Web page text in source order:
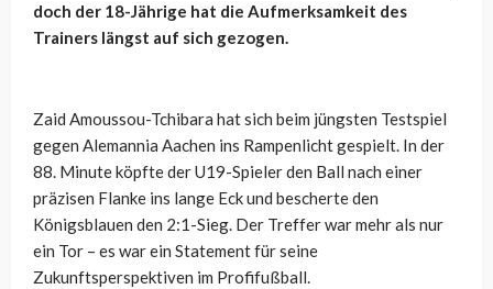
doch der 18-Jährige hat die Aufmerksamkeit des
Trainers längst auf sich gezogen.
Zaid Amoussou-Tchibara hat sich beim jüngsten Testspiel
gegen Alemannia Aachen ins Rampenlicht gespielt. In der
88. Minute köpfte der U19-Spieler den Ball nach einer
präzisen Flanke ins lange Eck und bescherte den
Königsblauen den 2:1-Sieg. Der Treffer war mehr als nur
ein Tor – es war ein Statement für seine
Zukunftsperspektiven im Profifußball.